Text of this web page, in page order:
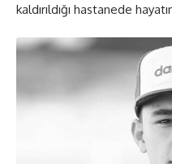
kaldırıldığı hastanede